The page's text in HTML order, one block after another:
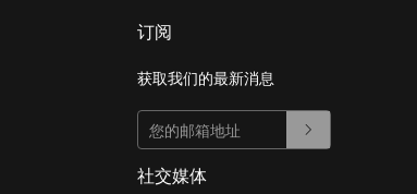
订阅
获取我们的最新消息
社交媒体